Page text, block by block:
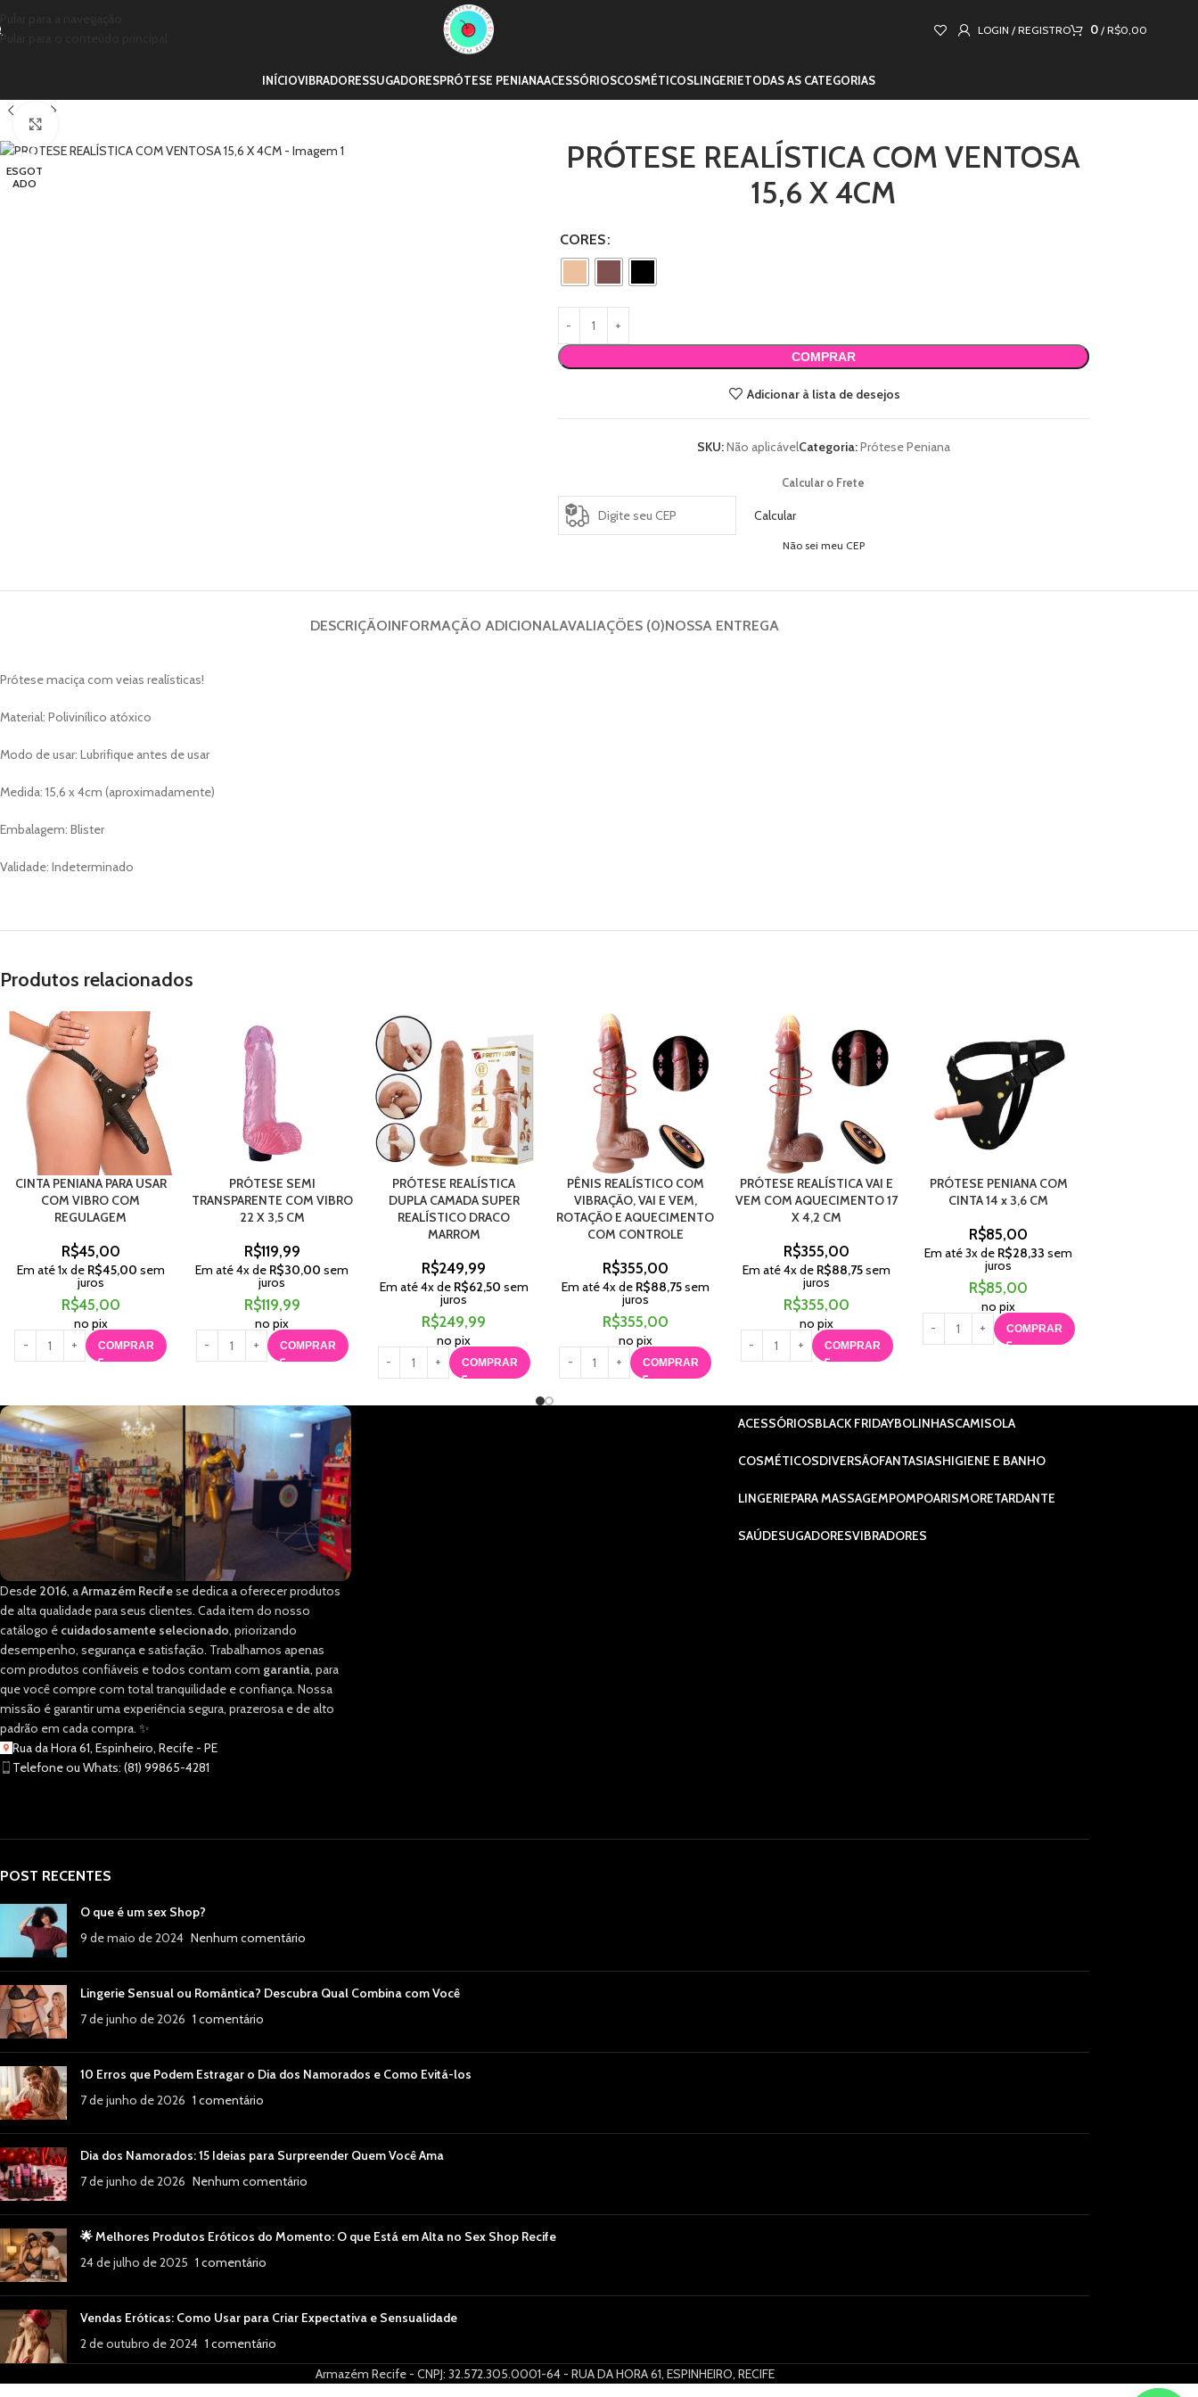
Pular para o conteúdo principal
LOGIN / REGISTRO 0 / R$0,00
INÍCIOVIBRADORESSUGADORESPRÓTESE PENIANAACESSÓRIOSCOSMÉTICOSLINGERIETODAS AS CATEGORIAS
ESGOT
ADO
PRÓTESE REALÍSTICA COM VENTOSA
15,6 X 4CM
CORES
COMPRAR
Adicionar à lista de desejos
SKU:Não aplicávelCategoria:Prótese Peniana
Calcular o Frete
Calcular
Não sei meu CEP
DESCRIÇÃOINFORMAÇÃO ADICIONALAVALIAÇÕES (0)NOSSA ENTREGA
Prótese maciça com veias realísticas!
Material: Polivinílico atóxico
Modo de usar: Lubrifique antes de usar
Medida: 15,6 x 4cm (aproximadamente)
Embalagem: Blister
Validade: Indeterminado
Produtos relacionados
CINTA PENIANA PARA USAR
COM VIBRO COM
REGULAGEM
R$45,00
Em até1x de R$45,00 sem
juros
R$45,00
no pix
COMPRAR
PRÓTESE SEMI
TRANSPARENTE COM VIBRO
22 X 3,5 CM
R$119,99
Em até4x de R$30,00 sem
juros
R$119,99
no pix
COMPRAR
PRÓTESE REALÍSTICA
DUPLA CAMADA SUPER
REALÍSTICO DRACO
MARROM
R$249,99
Em até4x de R$62,50 sem
juros
R$249,99
no pix
COMPRAR
PÊNIS REALÍSTICO COM
VIBRAÇÃO, VAI E VEM,
ROTAÇÃO E AQUECIMENTO
COM CONTROLE
R$355,00
Em até4x de R$88,75sem
juros
R$355,00
no pix
COMPRAR
PRÓTESE REALÍSTICA VAI E
VEM COM AQUECIMENTO 17
X 4,2 CM
R$355,00
Em até4x de R$88,75sem
juros
R$355,00
no pix
COMPRAR
PRÓTESE PENIANA COM
CINTA 14 x 3,6 CM
R$85,00
Em até3x de R$28,33 sem
juros
R$85,00
no pix
COMPRAR
Desde 2016, aArmazém Recifese dedica a oferecer produtos
de alta qualidade para seus clientes. Cada item do nosso
catálogo é cuidadosamente selecionado, priorizando
desempenho, segurança e satisfação. Trabalhamos apenas
com produtos confiáveis e todos contam com garantia, para
que você compre com total tranquilidade e confiança. Nossa
missão é garantir uma experiência segura, prazerosa e de alto
padrão em cada compra. ✨
Rua da Hora 61, Espinheiro, Recife - PE
Telefone ou Whats: (81) 99865-4281
ACESSÓRIOSBLACK FRIDAYBOLINHASCAMISOLA
COSMÉTICOSDIVERSÃOFANTASIASHIGIENE E BANHO
LINGERIEPARA MASSAGEMPOMPOARISMORETARDANTE
SAÚDESUGADORESVIBRADORES
POST RECENTES
O que é um sex Shop?
9 de maio de 2024 Nenhum comentário
Lingerie Sensual ou Romântica? Descubra Qual Combina com Você
7 de junho de 2026 1 comentário
10 Erros que Podem Estragar o Dia dos Namorados e Como Evitá-los
7 de junho de 2026 1 comentário
Dia dos Namorados: 15 Ideias para Surpreender Quem Você Ama
7 de junho de 2026 Nenhum comentário
🌟 Melhores Produtos Eróticos do Momento: O que Está em Alta no Sex Shop Recife
24 de julho de 2025 1 comentário
Vendas Eróticas: Como Usar para Criar Expectativa e Sensualidade
2 de outubro de 2024 1 comentário
Armazém Recife - CNPJ: 32.572.305.0001-64 - RUA DA HORA 61, ESPINHEIRO, RECIFE